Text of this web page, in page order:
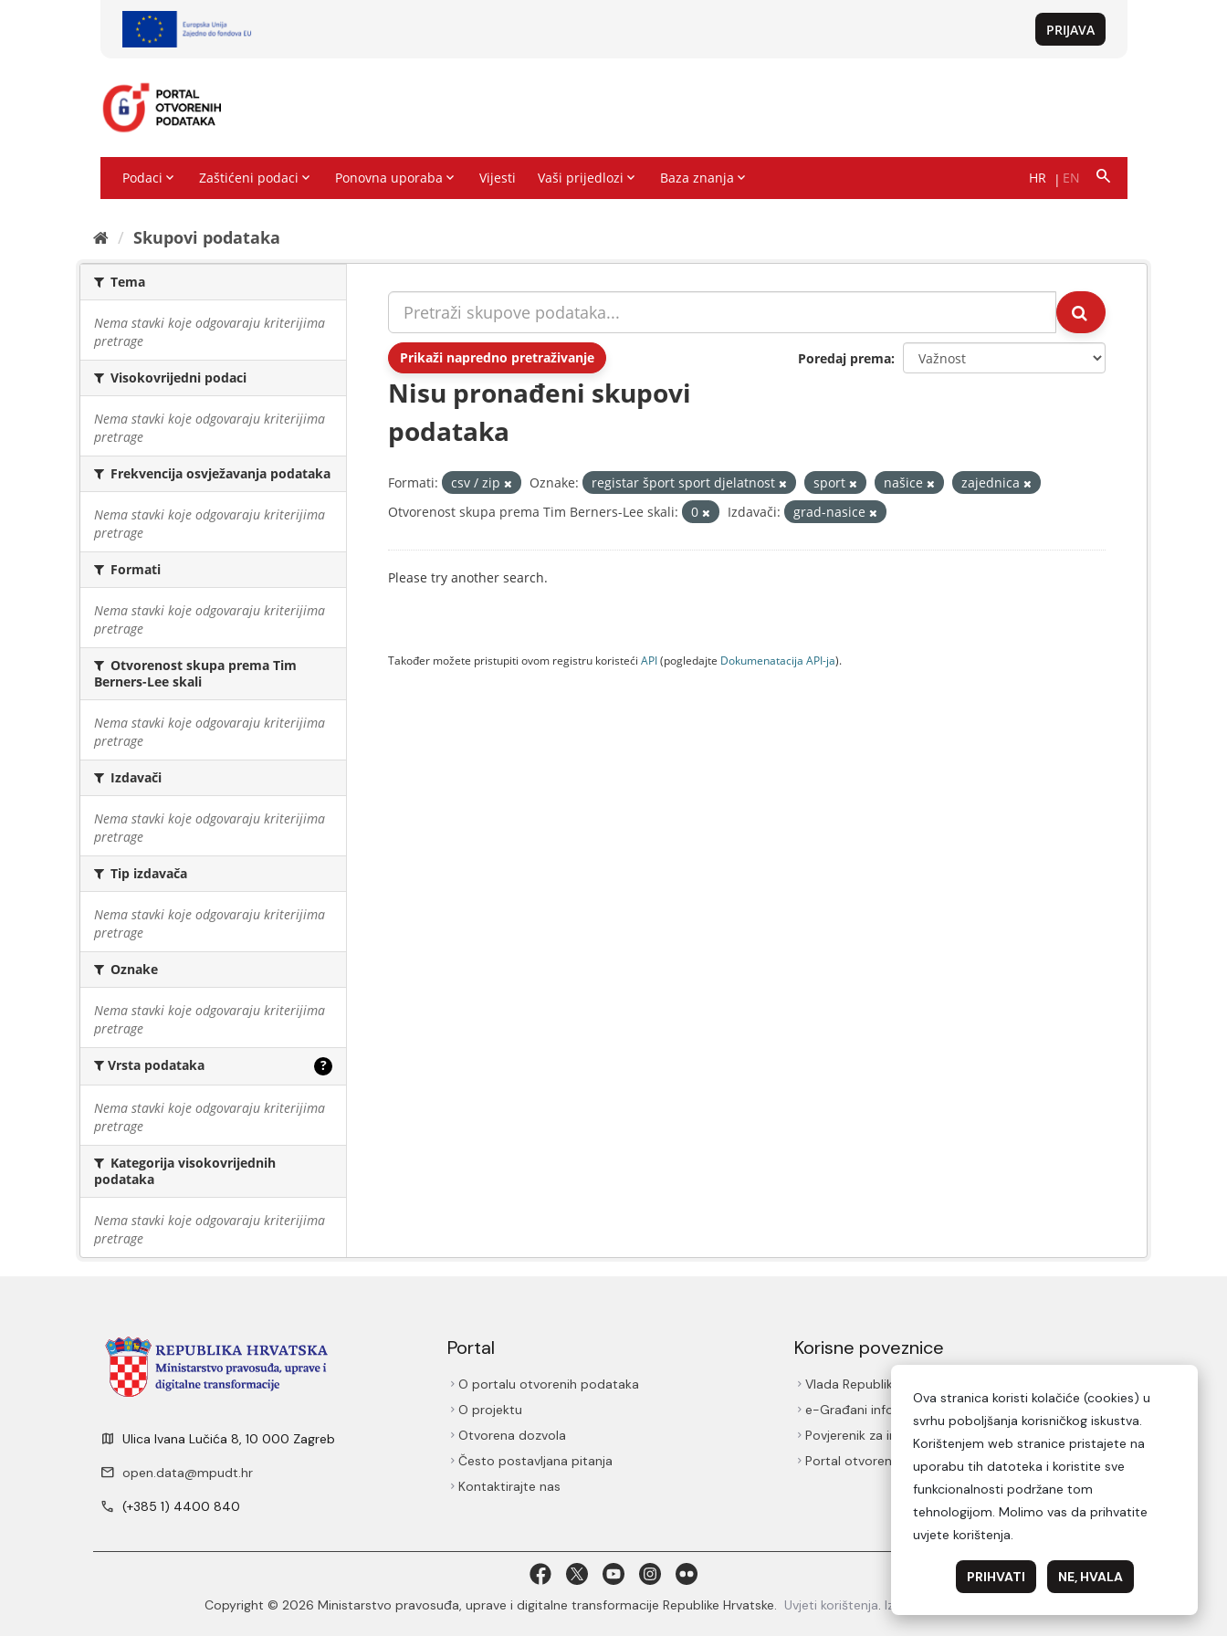
Skupovi podаtаkа
Tema
Nema stavki koje odgovaraju kriterijima
pretrage
Visokovrijedni podaci
Nema stavki koje odgovaraju kriterijima
pretrage
Frekvencija osvježavanja podataka
Nema stavki koje odgovaraju kriterijima
pretrage
Formati
Nema stavki koje odgovaraju kriterijima
pretrage
Otvorenost skupa prema Tim
Berners-Lee skali
Nema stavki koje odgovaraju kriterijima
pretrage
Izdavači
Nema stavki koje odgovaraju kriterijima
pretrage
Tip izdavača
Nema stavki koje odgovaraju kriterijima
pretrage
Oznake
Nema stavki koje odgovaraju kriterijima
pretrage
Vrsta podataka ?
Nema stavki koje odgovaraju kriterijima
pretrage
Kategorija visokovrijednih
podataka
Nema stavki koje odgovaraju kriterijima
pretrage
Prikaži napredno pretraživanje Poredaj prema
Nisu pronađeni skupovi
podataka
Formati: csv / zip Oznake: registar šport sport djelatnost sport našice
zajednica
Otvorenost skupa prema Tim Berners-Lee skali:
0 Izdavači: grad-nasice
Please try another search.
Također možete pristupiti ovom registru koristeći API(pogledajte Dokumenаtаcijа API-jа).